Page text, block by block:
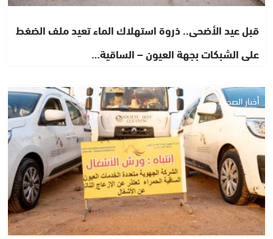
قبل عيد الأضحى.. ذروة استهلاك الماء تعيد ملف الضغط
على الشبكات بجهة العيون – الساقية…
أخبار الصحراء